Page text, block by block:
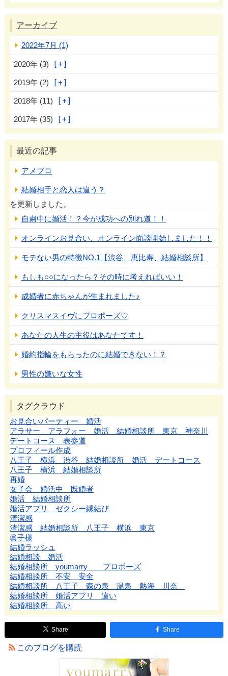
アーカイブ
2022年7月 (1)
2020年 (3)
2019年 (2)
2018年 (11)
2017年 (35)
最近の記事
アメブロ
結婚相手と恋人は違う？
を更新しました。
自粛中に婚活！？今が成功への別れ道！！
オンラインお見合い、オンライン面談開始しました！！
モテない男の特徴NO.1【渋谷、恵比寿、結婚相談所】
もしも○○になったら？その時に考えればいい！
成婚者に赤ちゃんが生まれました♪
クリスマスイヴにプロポーズ♡
あなたの人生の主役はあなたです！
婚約指輪をもらったのに結婚できない！？
男性の嫌いな女性
タグクラウド
お見合いパーティー 婚活
アラサー アラフォー 婚活 結婚相談所 東京 神奈川
デートコース 表参道
プロフィール作成
八王子 横浜 渋谷 結婚相談所 婚活 デートコース
八王子 横浜 結婚相談所
再婚
女子会 婚活中 既婚者
婚活 結婚相談所
婚活アプリ ゼクシー縁結び
清潔感
清潔感 結婚相談所 八王子 横浜 東京
眞子様
結婚ラッシュ
結婚相談 婚活
結婚相談所 youmarry プロポーズ
結婚相談所 不安 安全
結婚相談所 八王子 森の泉 温泉 熱海 川奈
結婚相談所 婚活アプリ 違い
結婚相談所 高い
Share Share
このブログを購読